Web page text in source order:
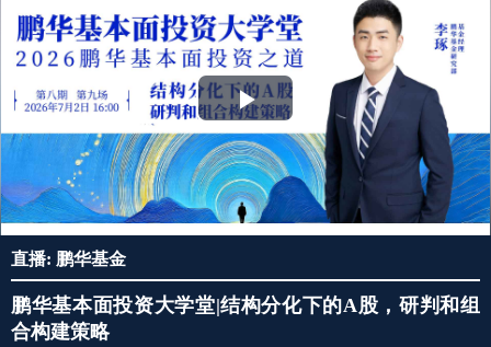
Play
Video
直播: 鹏华基金
鹏华基本面投资大学堂|结构分化下的A股，研判和组
合构建策略